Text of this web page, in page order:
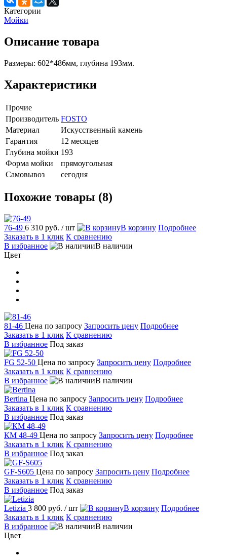
Категории
Мойки
Описание товара
Размеры: 602*486мм, глубина 193мм.
Характеристики
Прочие
Производитель FOSTO
Материал
Искусственный камень
Гарантия
12 месяцев
Глубина мойки 193
Форма мойки
прямоугольная
Самовывоз
сегодня
Похожие товары (8)
76-49 6 310 руб. / шт В корзину Подробнее
Заказать в 1 клик К сравнению
В избранное
В наличии
Цвет
81-46 Цена по запросу Запросить цену Подробнее
Заказать в 1 клик К сравнению
В избранное Под заказ
FG 52-50 Цена по запросу Запросить цену Подробнее
Заказать в 1 клик К сравнению
В избранное
В наличии
Bertina Цена по запросу Запросить цену Подробнее
Заказать в 1 клик К сравнению
В избранное Под заказ
КМ 48-49 Цена по запросу Запросить цену Подробнее
Заказать в 1 клик К сравнению
В избранное Под заказ
GF-S605 Цена по запросу Запросить цену Подробнее
Заказать в 1 клик К сравнению
В избранное Под заказ
Letizia 3 800 руб. / шт В корзину Подробнее
Заказать в 1 клик К сравнению
В избранное
В наличии
Цвет